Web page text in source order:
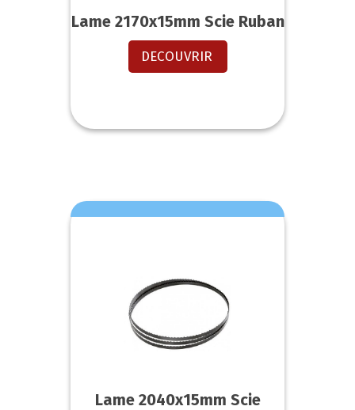
Lame 2170x15mm Scie Ruban
DECOUVRIR
Lame 2040x15mm Scie